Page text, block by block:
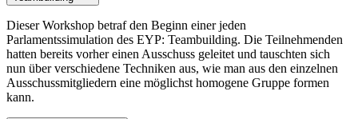
Dieser Workshop betraf den Beginn einer jeden
Parlamentssimulation des EYP: Teambuilding. Die Teilnehmenden
hatten bereits vorher einen Ausschuss geleitet und tauschten sich
nun über verschiedene Techniken aus, wie man aus den einzelnen
Ausschussmitgliedern eine möglichst homogene Gruppe formen
kann.